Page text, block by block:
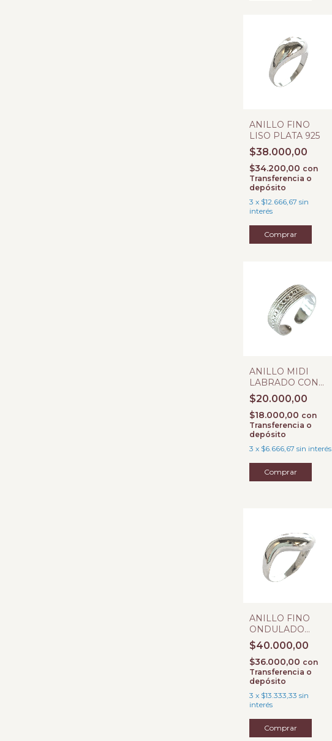
ANILLO FINO
LISO PLATA 925
$38.000,00
$34.200,00 con
Transferencia o
depósito
3 x $12.666,67 sin
interés
Comprar
ANILLO MIDI
LABRADO CON
PUNTITOS PLATA
925
$20.000,00
$18.000,00 con
Transferencia o
depósito
3 x $6.666,67 sin interés
ANILLO FINO
ONDULADO
PLATA 925
$40.000,00
$36.000,00 con
Transferencia o
depósito
3 x $13.333,33 sin
interés
Comprar